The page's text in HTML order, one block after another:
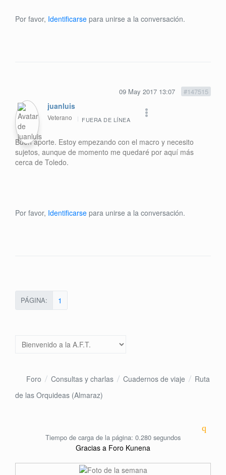
Por favor, Identificarse para unirse a la conversación.
09 May 2017 13:07 #147515
juanluis
Veterano FUERA DE LÍNEA
Buen aporte. Estoy empezando con el macro y necesito
sujetos, aunque de momento me quedaré por aquí más
cerca de Toledo.
Por favor, Identificarse para unirse a la conversación.
PÁGINA: 1
Foro Consultas y charlas Cuadernos de viaje
Ruta
de las Orquideas (Almaraz)
Tiempo de carga de la página: 0.280 segundos
Gracias a Foro Kunena